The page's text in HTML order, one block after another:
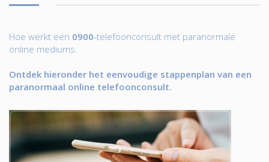
Hoe werkt een 0900-telefoonconsult met paranormale
online mediums.
Ontdek hieronder het eenvoudige stappenplan van een
paranormaal online telefoonconsult.